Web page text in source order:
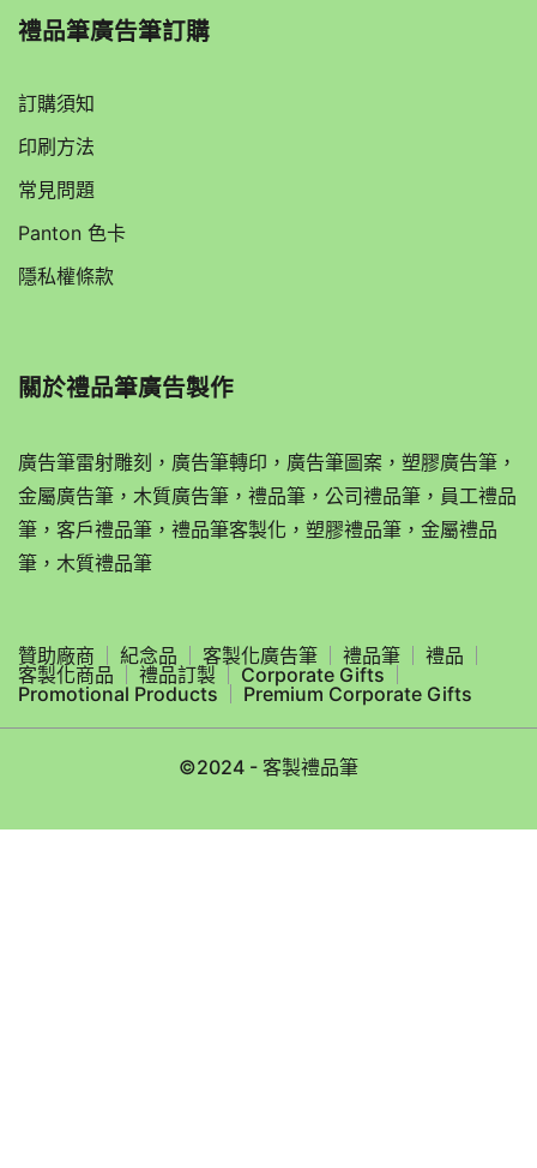
禮品筆廣告筆訂購
訂購須知
印刷方法
常見問題
Panton 色卡
隱私權條款
關於禮品筆廣告製作
廣告筆雷射雕刻，廣告筆轉印，廣告筆圖案，塑膠廣告筆，
金屬廣告筆，木質廣告筆，禮品筆，公司禮品筆，員工禮品
筆，客戶禮品筆，禮品筆客製化，塑膠禮品筆，金屬禮品
筆，木質禮品筆
贊助廠商 紀念品 客製化廣告筆 禮品筆
禮品
客製化商品
禮品訂製
Corporate Gifts
Promotional Products
Premium Corporate Gifts
©2024 - 客製禮品筆